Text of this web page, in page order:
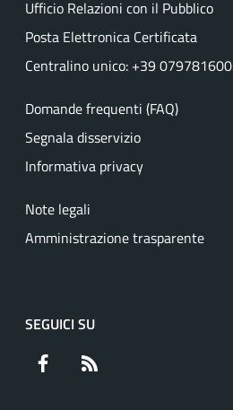
Ufficio Relazioni con il Pubblico
Posta Elettronica Certificata
Centralino unico: +39 079781600
Domande frequenti (FAQ)
Segnala disservizio
Informativa privacy
Note legali
Amministrazione trasparente
SEGUICI SU
Facebook